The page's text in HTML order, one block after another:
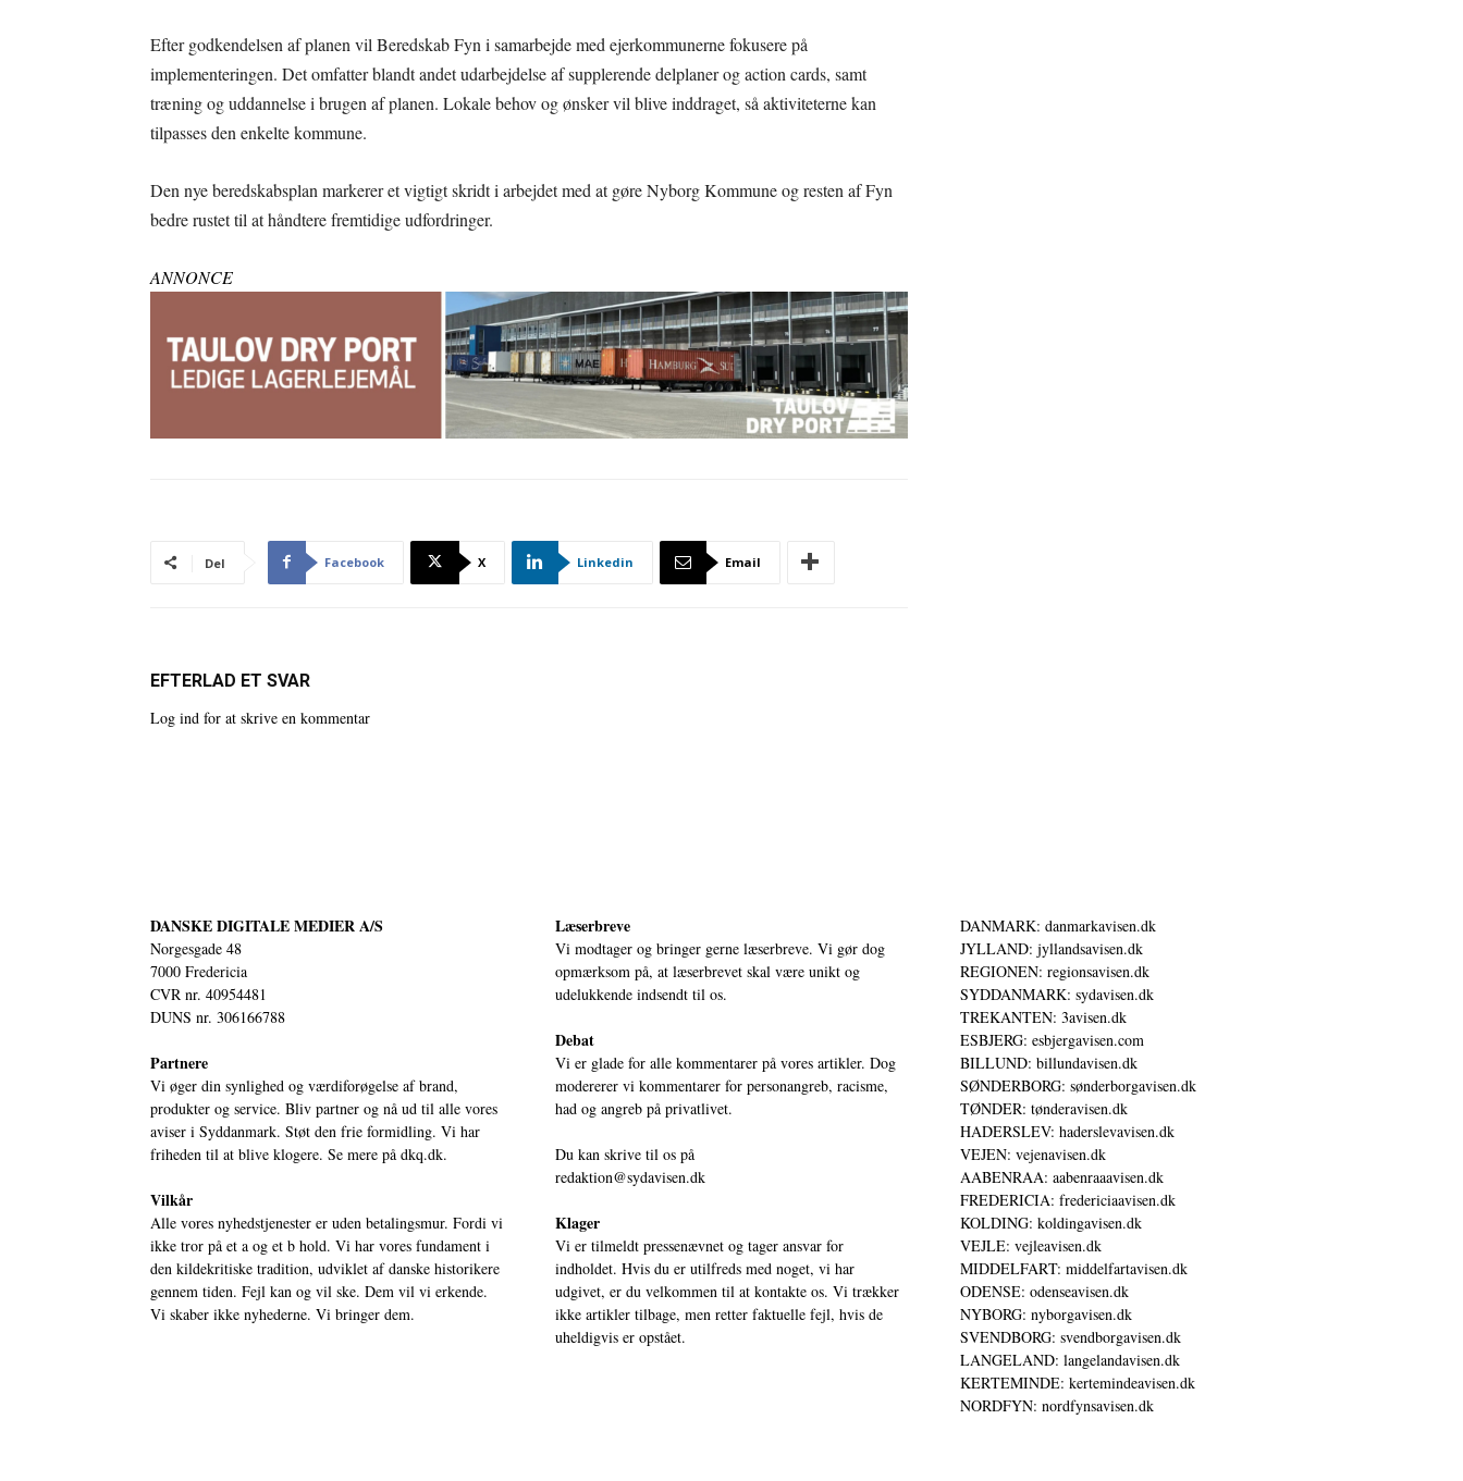
Efter godkendelsen af planen vil Beredskab Fyn i samarbejde med ejerkommunerne fokusere på
implementeringen. Det omfatter blandt andet udarbejdelse af supplerende delplaner og action cards, samt
træning og uddannelse i brugen af planen. Lokale behov og ønsker vil blive inddraget, så aktiviteterne kan
tilpasses den enkelte kommune.
Den nye beredskabsplan markerer et vigtigt skridt i arbejdet med at gøre Nyborg Kommune og resten af Fyn
bedre rustet til at håndtere fremtidige udfordringer.
ANNONCE
Del Facebook X Linkedin Email
EFTERLAD ET SVAR
Log ind for at skrive en kommentar
DANSKE DIGITALE MEDIER A/S
Norgesgade 48
7000 Fredericia
CVR nr. 40954481
DUNS nr. 306166788
Partnere
Vi øger din synlighed og værdiforøgelse af brand,
produkter og service. Bliv partner og nå ud til alle vores
aviser i Syddanmark. Støt den frie formidling. Vi har
friheden til at blive klogere. Se mere på dkq.dk.
Vilkår
Alle vores nyhedstjenester er uden betalingsmur. Fordi vi
ikke tror på et a og et b hold. Vi har vores fundament i
den kildekritiske tradition, udviklet af danske historikere
gennem tiden. Fejl kan og vil ske. Dem vil vi erkende.
Vi skaber ikke nyhederne. Vi bringer dem.
Læserbreve
Vi modtager og bringer gerne læserbreve. Vi gør dog
opmærksom på, at læserbrevet skal være unikt og
udelukkende indsendt til os.
Debat
Vi er glade for alle kommentarer på vores artikler. Dog
modererer vi kommentarer for personangreb, racisme,
had og angreb på privatlivet.
Du kan skrive til os på
redaktion@sydavisen.dk
Klager
Vi er tilmeldt pressenævnet og tager ansvar for
indholdet. Hvis du er utilfreds med noget, vi har
udgivet, er du velkommen til at kontakte os. Vi trækker
ikke artikler tilbage, men retter faktuelle fejl, hvis de
uheldigvis er opstået.
DANMARK: danmarkavisen.dk
JYLLAND: jyllandsavisen.dk
REGIONEN: regionsavisen.dk
SYDDANMARK: sydavisen.dk
TREKANTEN: 3avisen.dk
ESBJERG: esbjergavisen.com
BILLUND: billundavisen.dk
SØNDERBORG: sønderborgavisen.dk
TØNDER: tønderavisen.dk
HADERSLEV: haderslevavisen.dk
VEJEN: vejenavisen.dk
AABENRAA: aabenraaavisen.dk
FREDERICIA: fredericiaavisen.dk
KOLDING: koldingavisen.dk
VEJLE: vejleavisen.dk
MIDDELFART: middelfartavisen.dk
ODENSE: odenseavisen.dk
NYBORG: nyborgavisen.dk
SVENDBORG: svendborgavisen.dk
LANGELAND: langelandavisen.dk
KERTEMINDE: kertemindeavisen.dk
NORDFYN: nordfynsavisen.dk